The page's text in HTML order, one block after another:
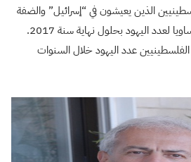
الذين يعيشون في “إسرائيل” والضفة
الغربية وقطاع غزة سيكون مساويا لعدد اليهود بحلول نهاية سنة 2017.
عدد اليهود خلال السنوات